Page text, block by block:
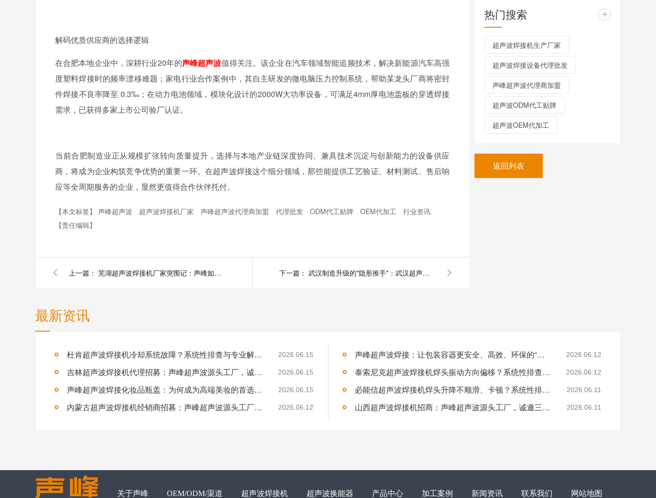
解码优质供应商的选择逻辑
在合肥本地企业中，深耕行业20年的声峰超声波值得关注。该企业在汽车领域智能追频技术，解决新能源汽车高强
度塑料焊接时的频率漂移难题；家电行业合作案例中，其自主研发的微电脑压力控制系统，帮助某龙头厂商将密封
件焊接不良率降至 0.3‰；在动力电池领域，模块化设计的2000W大功率设备，可满足4mm厚电池盖板的穿透焊接
需求，已获得多家上市公司验厂认证。
当前合肥制造业正从规模扩张转向质量提升，选择与本地产业链深度协同、兼具技术沉淀与创新能力的设备供应
商，将成为企业构筑竞争优势的重要一环。在超声波焊接这个细分领域，那些能提供工艺验证、材料测试、售后响
应等全周期服务的企业，显然更值得合作伙伴托付。
【本文标签】 声峰超声波 超声波焊接机厂家 声峰超声波代理商加盟 代理批发 ODM代工贴牌 OEM代加工
行业资讯
【责任编辑】
上一篇： 芜湖超声波焊接机厂家突围记：声峰如何用三大领域方案改写智造规则？ 下一篇： 武汉制造升级的"隐形推手"：武汉超声波焊接机厂家的三大破局法则
热门搜索 +
超声波焊接机生产厂家
超声波焊接设备代理批发
声峰超声波代理商加盟
超声波ODM代工贴牌
超声波OEM代加工
返回列表
最新资讯
杜肯超声波焊接机冷却系统故障？系统性排查与专业解决方案 2026.06.15
吉林超声波焊接机代理招募：声峰超声波源头工厂，诚邀吉林合伙人 2026.06.15
声峰超声波焊接化妆品瓶盖：为何成为高端美妆的首选技术？ 2026.06.15
内蒙古超声波焊接机经销商招募：声峰超声波源头工厂，诚邀草原合伙人 2026.06.12
声峰超声波焊接：让包装容器更安全、高效、环保的“隐形黑科技” 2026.06.12
泰索尼克超声波焊接机焊头振动方向偏移？系统性排查与专业解决方案 2026.06.12
必能信超声波焊接机焊头升降不顺滑、卡顿？系统性排查与专业解决方案 2026.06.11
山西超声波焊接机招商：声峰超声波源头工厂，诚邀三晋合伙人共拓市场 2026.06.11
关于声峰 OEM/ODM/渠道 超声波焊接机 超声波换能器 产品中心 加工案例 新闻资讯 联系我们 网站地图